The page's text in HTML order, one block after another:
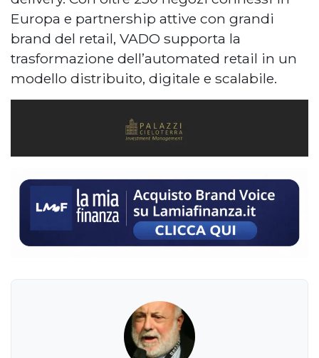
Europa e partnership attive con grandi
brand del retail, VADO supporta la
trasformazione dell’automated retail in un
modello distribuito, digitale e scalabile.